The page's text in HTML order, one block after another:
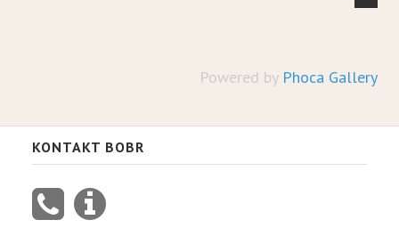
Powered by Phoca Gallery
KONTAKT BOBR